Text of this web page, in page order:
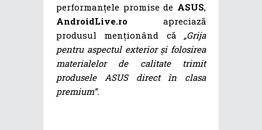
performanțele promise de ASUS,
AndroidLive.ro apreciază
produsul menționând că „Grija
pentru aspectul exterior și folosirea
materialelor de calitate trimit
produsele ASUS direct în clasa
premium”.